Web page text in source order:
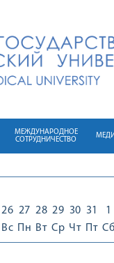
МЕЖДУНАРОДНОЕ
СОТРУДНИЧЕСТВО
26
Вс
27
Пн
28
Вт
29
Ср
30
Чт
31
Пт
1
Сб